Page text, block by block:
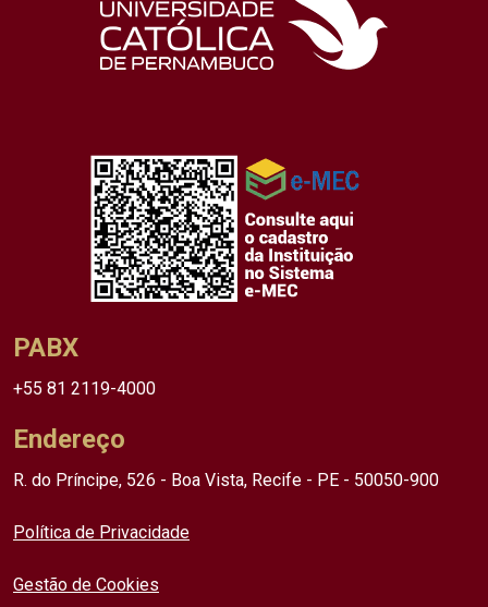
PABX
+55 81 2119-4000
Endereço
R. do Príncipe, 526 - Boa Vista, Recife - PE - 50050-900
Política de Privacidade
Gestão de Cookies